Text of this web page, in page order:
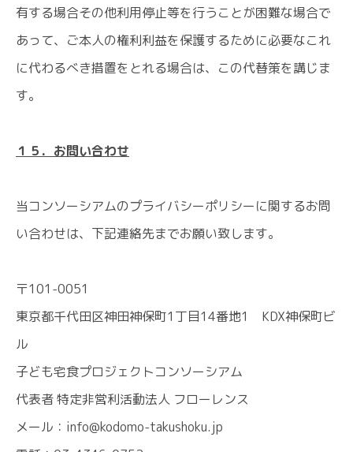
有する場合その他利用停止等を行うことが困難な場合で
あって、ご本人の権利利益を保護するために必要なこれ
に代わるべき措置をとれる場合は、この代替策を講じま
す。
１５．お問い合わせ
当コンソーシアムのプライバシーポリシーに関するお問
い合わせは、下記連絡先までお願い致します。
〒101-0051
東京都千代田区神田神保町1丁目14番地1 KDX神保町ビ
ル
子ども宅食プロジェクトコンソーシアム
代表者 特定非営利活動法人 フローレンス
メール：info@kodomo-takushoku.jp